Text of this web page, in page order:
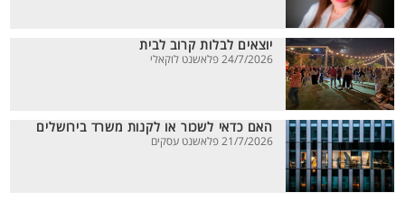
יוצאים לבלות קרוב לבית
24/7/2026 פלאשנט לוקאלי
האם כדאי לשכור או לקנות משרד בירושלים
21/7/2026 פלאשנט עסקים